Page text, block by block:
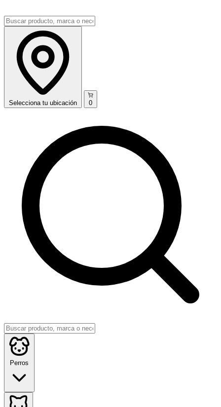
Selecciona tu ubicación 0
Perros